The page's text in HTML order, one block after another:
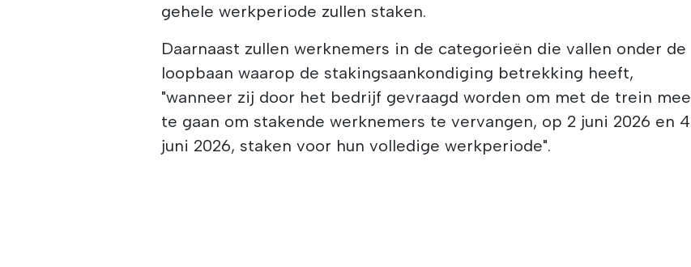
gehele werkperiode zullen staken.
Daarnaast zullen werknemers in de categorieën die vallen onder de
loopbaan waarop de stakingsaankondiging betrekking heeft,
"wanneer zij door het bedrijf gevraagd worden om met de trein mee
te gaan om stakende werknemers te vervangen, op 2 juni 2026 en 4
juni 2026, staken voor hun volledige werkperiode".